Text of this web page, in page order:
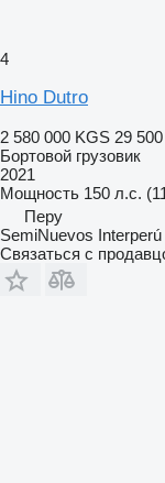
4
Hino Dutro
2 580 000 KGS 29
Бортовой грузовик
2021
Мощность 150 л.с.
Перу
SemiNuevos Interperú
Связаться с